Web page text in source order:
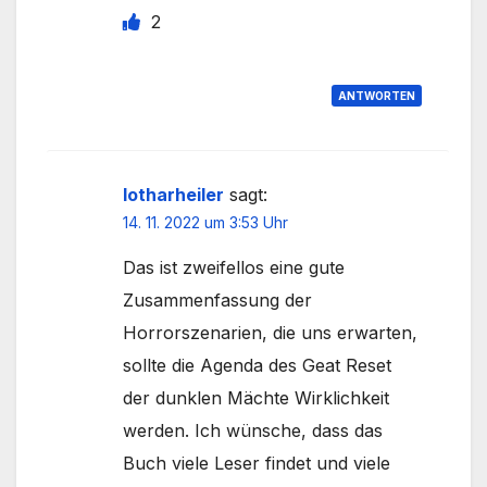
2
ANTWORTEN
lotharheiler sagt:
14. 11. 2022 um 3:53 Uhr
Das ist zweifellos eine gute
Zusammenfassung der
Horrorszenarien, die uns erwarten,
sollte die Agenda des Geat Reset
der dunklen Mächte Wirklichkeit
werden. Ich wünsche, dass das
Buch viele Leser findet und viele